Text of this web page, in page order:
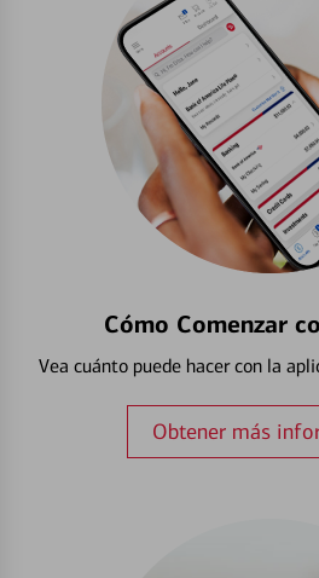
Cómo Comenzar
Vea cuánto puede hacer con la
Obtener más